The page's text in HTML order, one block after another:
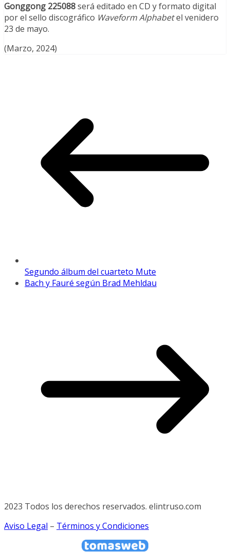
Gonggong 225088será editado en CD y formato digital
por el sello discográfico Waveform Alphabetel venidero
23 de mayo.
(Marzo, 2024)
Segundo álbum del cuarteto Mute
Bach y Fauré según Brad Mehldau
2023 Todos los derechos reservados. elintruso.com
Aviso Legal – Términos y Condiciones